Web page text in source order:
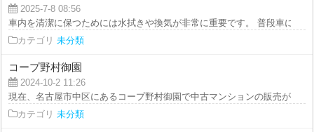
2025-7-8 08:56
車内を清潔に保つためには水拭きや換気が非常に重要です。 普段車に乗
カテゴリ 未分類
コープ野村御園
2024-10-2 11:26
現在、名古屋市中区にあるコープ野村御園で中古マンションの販売が行わ
カテゴリ 未分類